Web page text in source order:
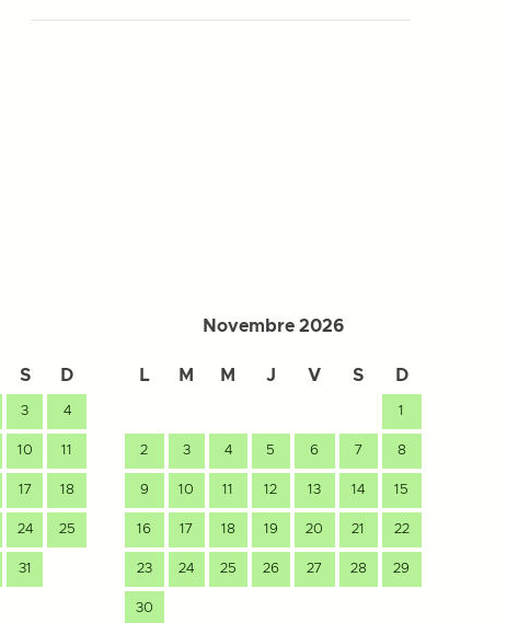
S D
3 4
10 11
17 18
24 25
31
Novembre 2026
L M M J V S D
1
2 3 4 5 6 7 8
9 10 11 12 13 14 15
16 17 18 19 20 21 22
23 24 25 26 27 28 29
30